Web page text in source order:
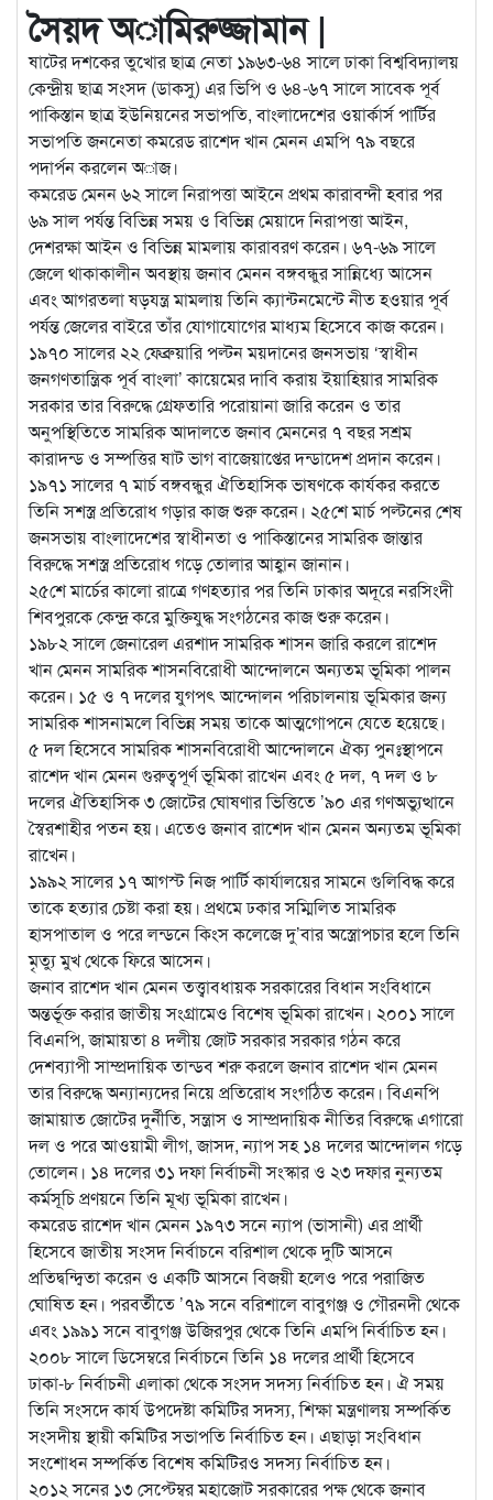
সৈয়দ অামিরুজ্জামান |
ষাটের দশকের তুখোর ছাত্র নেতা ১৯৬৩-৬৪ সালে ঢাকা বিশ্ববিদ্যালয়
কেন্দ্রীয় ছাত্র সংসদ (ডাকসু) এর ভিপি ও ৬৪-৬৭ সালে সাবেক পূর্ব
পাকিস্তান ছাত্র ইউনিয়নের সভাপতি, বাংলাদেশের ওয়ার্কার্স পার্টির
সভাপতি জননেতা কমরেড রাশেদ খান মেনন এমপি ৭৯ বছরে
পদার্পন করলেন অাজ।
কমরেড মেনন ৬২ সালে নিরাপত্তা আইনে প্রথম কারাবন্দী হবার পর
৬৯ সাল পর্যন্ত বিভিন্ন সময় ও বিভিন্ন মেয়াদে নিরাপত্তা আইন,
দেশরক্ষা আইন ও বিভিন্ন মামলায় কারাবরণ করেন। ৬৭-৬৯ সালে
জেলে থাকাকালীন অবস্থায় জনাব মেনন বঙ্গবন্ধুর সান্নিধ্যে আসেন
এবং আগরতলা ষড়যন্ত্র মামলায় তিনি ক্যান্টনমেন্টে নীত হওয়ার পূর্ব
পর্যন্ত জেলের বাইরে তাঁর যোগাযোগের মাধ্যম হিসেবে কাজ করেন।
১৯৭০ সালের ২২ ফেব্রুয়ারি পল্টন ময়দানের জনসভায় ‘স্বাধীন
জনগণতান্ত্রিক পূর্ব বাংলা’ কায়েমের দাবি করায় ইয়াহিয়ার সামরিক
সরকার তার বিরুদ্ধে গ্রেফতারি পরোয়ানা জারি করেন ও তার
অনুপস্থিতিতে সামরিক আদালতে জনাব মেননের ৭ বছর সশ্রম
কারাদন্ড ও সম্পত্তির ষাট ভাগ বাজেয়াপ্তের দন্ডাদেশ প্রদান করেন।
১৯৭১ সালের ৭ মার্চ বঙ্গবন্ধুর ঐতিহাসিক ভাষণকে কার্যকর করতে
তিনি সশস্ত্র প্রতিরোধ গড়ার কাজ শুরু করেন। ২৫শে মার্চ পল্টনের শেষ
জনসভায় বাংলাদেশের স্বাধীনতা ও পাকিস্তানের সামরিক জান্তার
বিরুদ্ধে সশস্ত্র প্রতিরোধ গড়ে তোলার আহ্বান জানান।
২৫শে মার্চের কালো রাত্রে গণহত্যার পর তিনি ঢাকার অদূরে নরসিংদী
শিবপুরকে কেন্দ্র করে মুক্তিযুদ্ধ সংগঠনের কাজ শুরু করেন।
১৯৮২ সালে জেনারেল এরশাদ সামরিক শাসন জারি করলে রাশেদ
খান মেনন সামরিক শাসনবিরোধী আন্দোলনে অন্যতম ভূমিকা পালন
করেন। ১৫ ও ৭ দলের যুগপৎ আন্দোলন পরিচালনায় ভূমিকার জন্য
সামরিক শাসনামলে বিভিন্ন সময় তাকে আত্মগোপনে যেতে হয়েছে।
৫ দল হিসেবে সামরিক শাসনবিরোধী আন্দোলনে ঐক্য পুনঃস্থাপনে
রাশেদ খান মেনন গুরুত্বপূর্ণ ভূমিকা রাখেন এবং ৫ দল, ৭ দল ও ৮
দলের ঐতিহাসিক ৩ জোটের ঘোষণার ভিত্তিতে ’৯০ এর গণঅভ্যুত্থানে
স্বৈরশাহীর পতন হয়। এতেও জনাব রাশেদ খান মেনন অন্যতম ভূমিকা
রাখেন।
১৯৯২ সালের ১৭ আগস্ট নিজ পার্টি কার্যালয়ের সামনে গুলিবিদ্ধ করে
তাকে হত্যার চেষ্টা করা হয়। প্রথমে ঢকার সম্মিলিত সামরিক
হাসপাতাল ও পরে লন্ডনে কিংস কলেজে দু’বার অস্ত্রোপচার হলে তিনি
মৃত্যু মুখ থেকে ফিরে আসেন।
জনাব রাশেদ খান মেনন তত্ত্বাবধায়ক সরকারের বিধান সংবিধানে
অন্তর্ভূক্ত করার জাতীয় সংগ্রামেও বিশেষ ভূমিকা রাখেন। ২০০১ সালে
বিএনপি, জামায়তা ৪ দলীয় জোট সরকার সরকার গঠন করে
দেশব্যাপী সাম্প্রদায়িক তান্ডব শরু করলে জনাব রাশেদ খান মেনন
তার বিরুদ্ধে অন্যান্যদের নিয়ে প্রতিরোধ সংগঠিত করেন। বিএনপি
জামায়াত জোটের দুর্নীতি, সন্ত্রাস ও সাম্প্রদায়িক নীতির বিরুদ্ধে এগারো
দল ও পরে আওয়ামী লীগ, জাসদ, ন্যাপ সহ ১৪ দলের আন্দোলন গড়ে
তোলেন। ১৪ দলের ৩১ দফা নির্বাচনী সংস্কার ও ২৩ দফার নুন্যতম
কর্মসূচি প্রণয়নে তিনি মূখ্য ভূমিকা রাখেন।
কমরেড রাশেদ খান মেনন ১৯৭৩ সনে ন্যাপ (ভাসানী) এর প্রার্থী
হিসেবে জাতীয় সংসদ নির্বাচনে বরিশাল থেকে দুটি আসনে
প্রতিদ্বন্দ্বিতা করেন ও একটি আসনে বিজয়ী হলেও পরে পরাজিত
ঘোষিত হন। পরবর্তীতে ’৭৯ সনে বরিশালে বাবুগঞ্জ ও গৌরনদী থেকে
এবং ১৯৯১ সনে বাবুগঞ্জ উজিরপুর থেকে তিনি এমপি নির্বাচিত হন।
২০০৮ সালে ডিসেম্বরে নির্বাচনে তিনি ১৪ দলের প্রার্থী হিসেবে
ঢাকা-৮ নির্বাচনী এলাকা থেকে সংসদ সদস্য নির্বাচিত হন। ঐ সময়
তিনি সংসদে কার্য উপদেষ্টা কমিটির সদস্য, শিক্ষা মন্ত্রণালয় সম্পর্কিত
সংসদীয় স্থায়ী কমিটির সভাপতি নির্বাচিত হন। এছাড়া সংবিধান
সংশোধন সম্পর্কিত বিশেষ কমিটিরও সদস্য নির্বাচিত হন।
২০১২ সনের ১৩ সেপ্টেম্বর মহাজোট সরকারের পক্ষ থেকে জনাব